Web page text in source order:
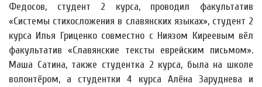
Федосов, студент 2 курса, проводил факультатив
«Системы стихосложения в славянских языках», студент 2
курса Илья Гриценко совместно с Ниязом Киреевым вёл
факультатив «Славянские тексты еврейским письмом».
Маша Сатина, также студентка 2 курса, была на школе
волонтёром, а студентки 4 курса Алёна Заруднева и